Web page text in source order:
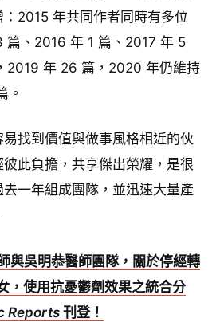
2015 年共同作者同時有多位
篇、2016 年 1 篇、2017 年 5
2019 年 26 篇，2020 年仍維持
。
找到價值與做事風格相近的伙
此負擔，共享傑出榮耀，是很
一年組成團隊，並迅速大量產
與吳明恭醫師團隊，關於停經轉
，使用抗憂鬱劑效果之統合分
Reports刊登！